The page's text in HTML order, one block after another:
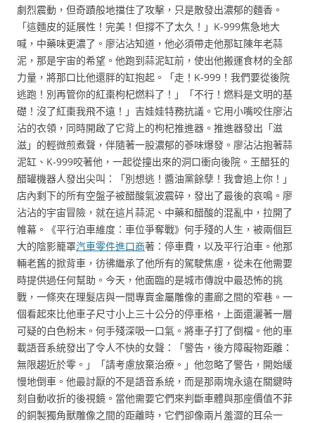
劇烈震動，但奇蹟般地擋住了攻擊，只是散發出濃郁的麵香。
「這麵皮的延展性！完美！但撐不了太久！」K-999焦急地大
喊，中藥味更濃了。廖沾沾知道，他必須帶走他那缸陳年老蒜
泥，那是宇宙的希望。他跑到蒜泥缸前，使出他搬運食材的全部
力量，將那口比他還胖的缸抱起。「走！K-999！我們要從後院
逃跑！別再管你的紅棗枸杞燃料了！」「不行！燃料是文明的基
礎！沒了紅棗我飛不遠！」吉娃娃特務抗議。它用小嘴咬住廖沾
沾的衣領，同時開啟了它背上的枸杞推進器。推進器發出「滋
滋」的輕微煎煮聲，伴隨著一股濃郁的蔘味爆發。廖沾沾抱著蒜
泥缸、K-999咬著他，一起從撞出來的洞口衝向後院。王醋狂的
醋罐機器人發出尖叫：「別想逃！醬油黨餘孽！我會追上你！」
店內剩下的所有空盤子被醋酸氣波震碎，發出了最後的哀鳴。廖
沾沾的宇宙冒險，就在這片蒜泥、中藥和醋酸的混亂中，拉開了
帷幕。《平行泊車維度：車位爭奪戰》何手殘的人生，被兩個巨
大的陰影籠罩汽車零件進口商著：停車費，以及平行泊車。他那
輛老舊的掀背車，彷彿繼承了他所有的駕駛焦慮，從未在他需要
時提供過任何幫助。今天，他面臨的是城市傳說中最恐怖的挑
戰，一條夾在理髮店與一間專賣金屬雕像的畫廊之間的窄巷。一
個看起來比他車子尺寸小上三十公分的停車格，上面還灑著一層
可疑的白色粉末。何手殘深吸一口氣。將車子打了倒檔。他的車
載語音系統發出了令人不快的女聲：「警告，後方障礙物距離：
無限趨近於零。」「請考慮放棄治療。」他忽略了警告，開始緩
慢地倒車。他最討厭的不是語音系統，而是那兩塊永遠在關鍵時
刻自動收折的後視鏡。當他需要它們來判斷車體與那座價值不菲
的銅製獨角獸雕像之間的距離時，它們卻像兩片羞澀的耳朵一